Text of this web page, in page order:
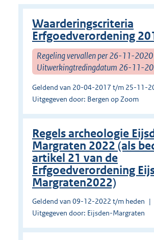
Waarderingscriteria
Erfgoedverordening
Regeling vervallen per 26-11-2020
Uitwerkingtredingdatum 26-11-
Geldend van 20-04-2017 t/m 25-11-
Uitgegeven door: Bergen op Zoom
Regels archeologie
Margraten 2022 (als
artikel 21 van de
Erfgoedverordening
Margraten2022)
Geldend van 09-12-2022 t/m heden
Uitgegeven door: Eijsden-Margraten